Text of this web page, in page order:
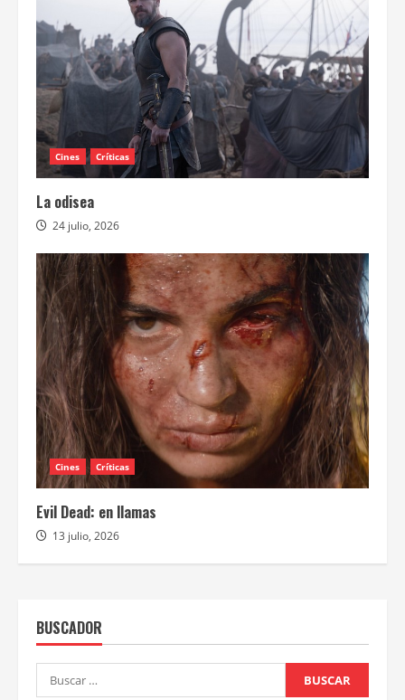
Cines Críticas
La odisea
24 julio, 2026
Cines Críticas
Evil Dead: en llamas
13 julio, 2026
BUSCADOR
Buscar: